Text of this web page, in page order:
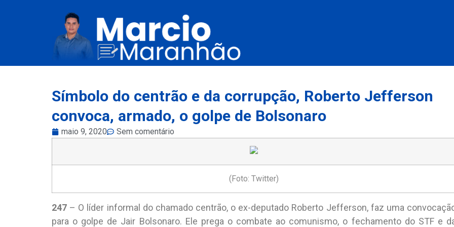
Símbolo do centrão e da corrupção, Roberto Jefferson
convoca, armado, o golpe de Bolsonaro
maio 9, 2020 Sem comentário
(Foto: Twitter)
247 – O líder informal do chamado centrão, o ex-deputado Roberto Jefferson, faz uma
para o golpe de Jair Bolsonaro. Ele prega o combate ao comunismo, o fechamento do STF e